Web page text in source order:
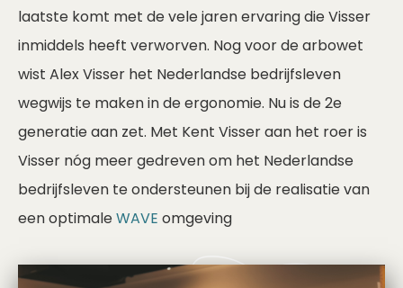
laatste komt met de vele jaren ervaring die Visser
inmiddels heeft verworven. Nog voor de arbowet
wist Alex Visser het Nederlandse bedrijfsleven
wegwijs te maken in de ergonomie. Nu is de 2e
generatie aan zet. Met Kent Visser aan het roer is
Visser nóg meer gedreven om het Nederlandse
bedrijfsleven te ondersteunen bij de realisatie van
een optimaleWAVE omgeving